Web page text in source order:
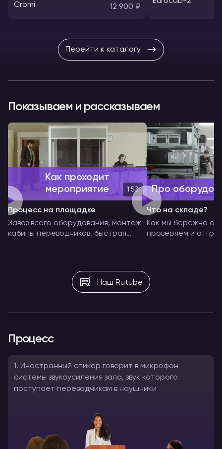
12 900 ₽
Перейти к каталогу
Показываем и рассказываем
Как проходит
мероприятие
1:53
Процесс на площадке
Завоз всего оборудования, монтаж
кабины переводчиков, быстрая
Про
Что на складе?
Как мы бережно
проверяем и
Наш Rutube
Процесс
1. Иностранный спикер говорит в микрофон
системы звукоусиления зала, звук которого
поступает переводчикам в наушники